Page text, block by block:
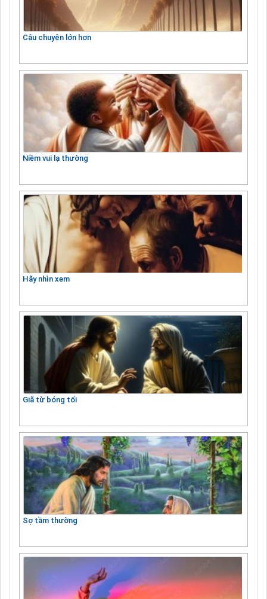
Câu chuyện lớn hơn
Niềm vui lạ thường
Hãy nhìn xem
Giã từ bóng tối
Sợ tầm thường